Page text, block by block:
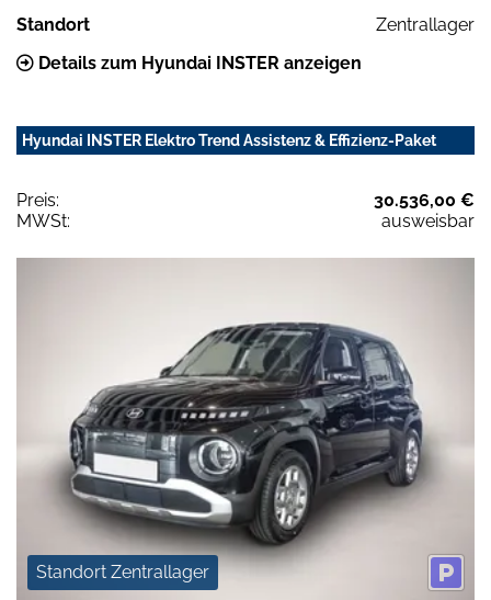
Standort
Zentrallager
Details zum Hyundai INSTER anzeigen
Hyundai INSTER Elektro Trend Assistenz & Effizienz-Paket
Preis:
30.536,00 €
MWSt:
ausweisbar
Standort Zentrallager